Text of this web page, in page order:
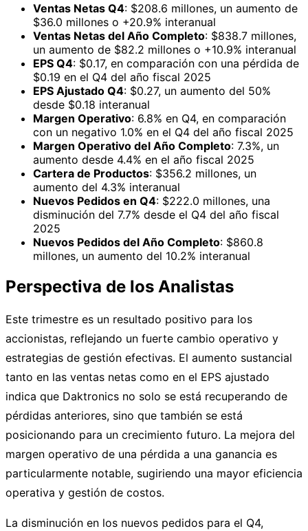
Ventas Netas Q4: $208.6 millones, un aumento de
$36.0 millones o +20.9% interanual
Ventas Netas del Año Completo: $838.7 millones,
un aumento de $82.2 millones o +10.9% interanual
EPS Q4: $0.17, en comparación con una pérdida de
$0.19 en el Q4 del año fiscal 2025
EPS Ajustado Q4: $0.27, un aumento del 50%
desde $0.18 interanual
Margen Operativo: 6.8% en Q4, en comparación
con un negativo 1.0% en el Q4 del año fiscal 2025
Margen Operativo del Año Completo: 7.3%, un
aumento desde 4.4% en el año fiscal 2025
Cartera de Productos: $356.2 millones, un
aumento del 4.3% interanual
Nuevos Pedidos en Q4: $222.0 millones, una
disminución del 7.7% desde el Q4 del año fiscal
2025
Nuevos Pedidos del Año Completo: $860.8
millones, un aumento del 10.2% interanual
Perspectiva de los Analistas
Este trimestre es un resultado positivo para los
accionistas, reflejando un fuerte cambio operativo y
estrategias de gestión efectivas. El aumento sustancial
tanto en las ventas netas como en el EPS ajustado
indica que Daktronics no solo se está recuperando de
pérdidas anteriores, sino que también se está
posicionando para un crecimiento futuro. La mejora del
margen operativo de una pérdida a una ganancia es
particularmente notable, sugiriendo una mayor eficiencia
operativa y gestión de costos.
La disminución en los nuevos pedidos para el Q4,